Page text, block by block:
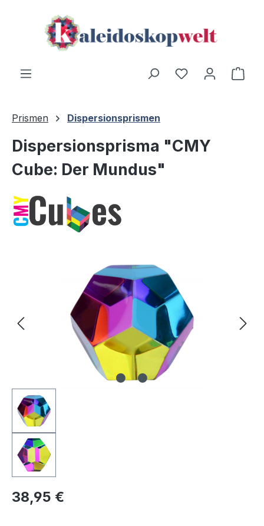
Zum Hauptinhalt springen
Prismen Dispersionsprismen
Dispersionsprisma "CMY
Cube: Der Mundus"
Bildergalerie überspringen
Regulärer Preis:
38,95 €